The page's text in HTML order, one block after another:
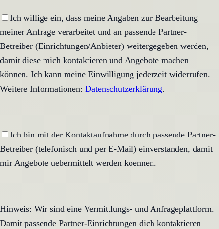
Ich willige ein, dass meine Angaben zur Bearbeitung
meiner Anfrage verarbeitet und an passende Partner-
Betreiber (Einrichtungen/Anbieter) weitergegeben werden,
damit diese mich kontaktieren und Angebote machen
können. Ich kann meine Einwilligung jederzeit widerrufen.
Weitere Informationen: Datenschutzerklärung.
Ich bin mit der Kontaktaufnahme durch passende Partner-
Betreiber (telefonisch und per E-Mail) einverstanden, damit
mir Angebote uebermittelt werden koennen.
Hinweis: Wir sind eine Vermittlungs- und Anfrageplattform.
Damit passende Partner-Einrichtungen dich kontaktieren